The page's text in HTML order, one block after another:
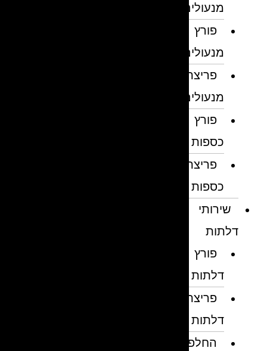
מנעולים
פורץ
מנעולים
פריצת
מנעולים
פורץ
כספות
פריצת
כספות
שירותי
דלתות
פורץ
דלתות
פריצת
דלתות
החלפת